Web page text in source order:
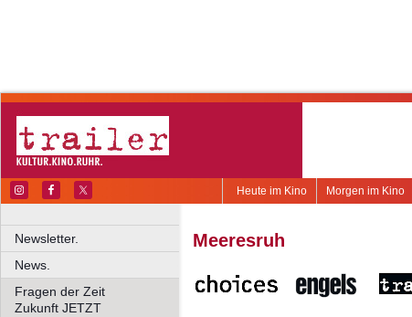
Morgen im Kino
Heute im Kino
Newsletter.
News.
Fragen der Zeit
Zukunft JETZT
Meeresruh